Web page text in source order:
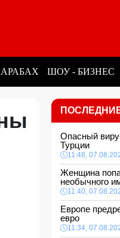
ШОУ - БИЗНЕС
Опасный
Турции
11:48,
Женщина
необычного
11:40,
Европе
евро
11:34,